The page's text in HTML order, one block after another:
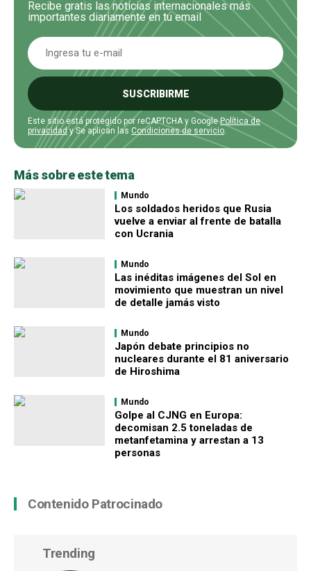
Recibe gratis las noticias internacionales más
importantes diariamente en tu email
SUSCRIBIRME
Este sitio está protegido por reCAPTCHA y GooglePolítica de
privacidady Se aplican las Condiciones de servicio.
Más sobre este tema
Mundo
Los soldados heridos que Rusia
vuelve a enviar al frente de batalla
con Ucrania
Mundo
Las inéditas imágenes del Sol en
movimiento que muestran un nivel
de detalle jamás visto
Mundo
Japón debate principios no
nucleares durante el 81 aniversario
de Hiroshima
Mundo
Golpe al CJNG en Europa:
decomisan 2.5 toneladas de
metanfetamina y arrestan a 13
personas
Contenido Patrocinado
Trending